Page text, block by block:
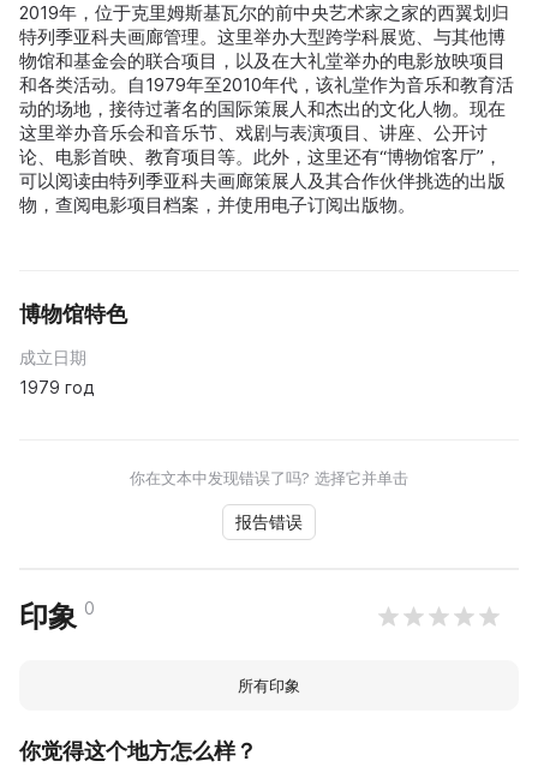
2019年，位于克里姆斯基瓦尔的前中央艺术家之家的西翼划归
特列季亚科夫画廊管理。这里举办大型跨学科展览、与其他博
物馆和基金会的联合项目，以及在大礼堂举办的电影放映项目
和各类活动。自1979年至2010年代，该礼堂作为音乐和教育活
动的场地，接待过著名的国际策展人和杰出的文化人物。现在
这里举办音乐会和音乐节、戏剧与表演项目、讲座、公开讨
论、电影首映、教育项目等。此外，这里还有“博物馆客厅”，
可以阅读由特列季亚科夫画廊策展人及其合作伙伴挑选的出版
物，查阅电影项目档案，并使用电子订阅出版物。
博物馆特色
成立日期
1979 год
你在文本中发现错误了吗? 选择它并单击
报告错误
印象 0
所有印象
你觉得这个地方怎么样？